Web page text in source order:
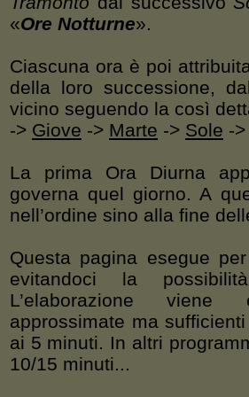
«Ore Notturne».
Ciascuna ora è poi
della loro successione,
vicino seguendo la così
-> Giove -> Marte -> Sole -
La prima Ora Diurna
governa quel giorno. A
nell’ordine sino alla fine
Questa pagina esegue
evitandoci la
L’elaborazione viene
approssimate ma
ai 5 minuti. In altri
10/15 minuti...